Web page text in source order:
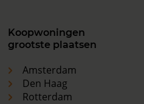
Koopwoningen
grootste plaatsen
Amsterdam
Den Haag
Rotterdam